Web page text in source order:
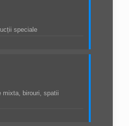
speciale
mixta, birouri, spatii